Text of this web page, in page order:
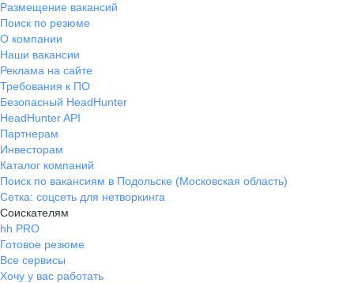
Размещение вакансий
Поиск по резюме
О компании
Наши вакансии
Реклама на сайте
Требования к ПО
Безопасный HeadHunter
HeadHunter API
Партнерам
Инвесторам
Каталог компаний
Поиск по вакансиям в Подольске (Московская область)
Сетка: соцсеть для нетворкинга
Соискателям
hh PRO
Готовое резюме
Все сервисы
Хочу у вас работать